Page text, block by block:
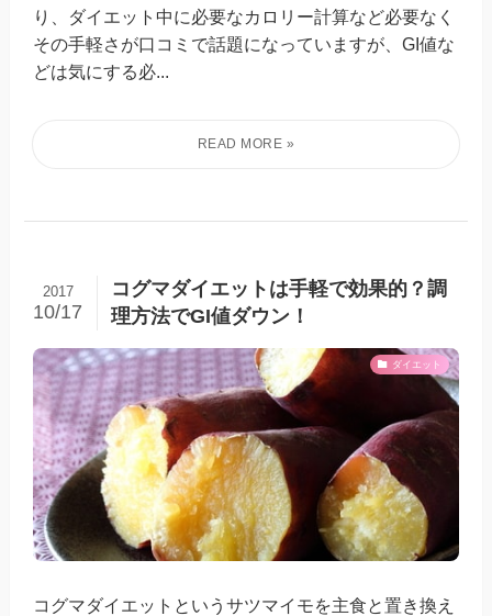
り、ダイエット中に必要なカロリー計算など必要なく
その手軽さが口コミで話題になっていますが、GI値な
どは気にする必...
コグマダイエットは手軽で効果的？調
理方法でGI値ダウン！
2017
10/17
ダイエット
コグマダイエットというサツマイモを主食と置き換え